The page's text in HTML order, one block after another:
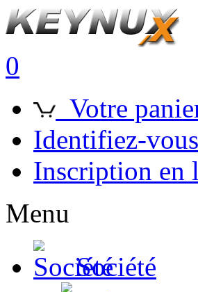
0
Votre
Identifiez-vous
Inscription en
Menu
Société